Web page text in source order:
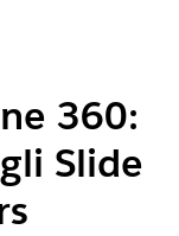
360:
Slide